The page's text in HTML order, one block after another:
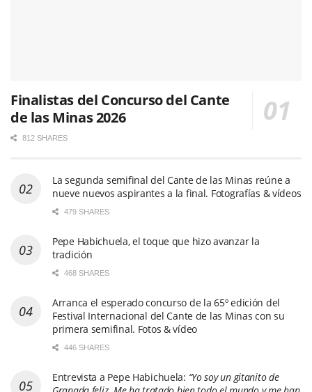
Finalistas del Concurso del Cante
de las Minas 2026
812 SHARES
La segunda semifinal del Cante de las Minas reúne a
nueve nuevos aspirantes a la final. Fotografías & vídeos
479 SHARES
Pepe Habichuela, el toque que hizo avanzar la
tradición
468 SHARES
Arranca el esperado concurso de la 65º edición del
Festival Internacional del Cante de las Minas con su
primera semifinal. Fotos & vídeo
446 SHARES
Entrevista a Pepe Habichuela: “Yo soy un gitanito de